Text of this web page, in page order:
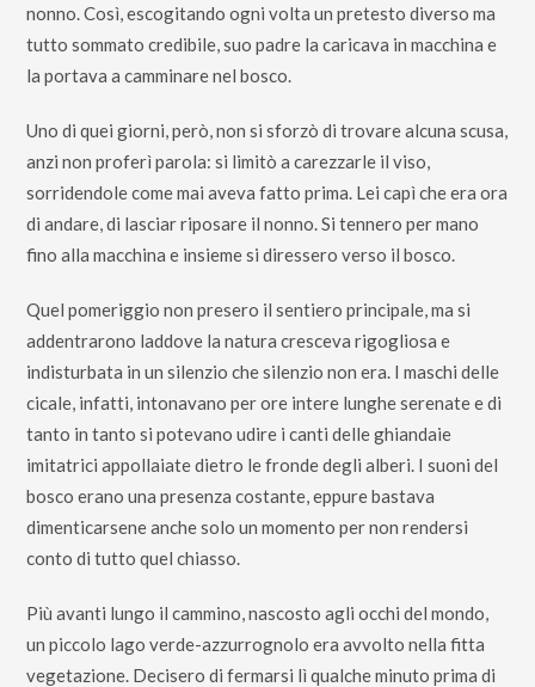
nonno. Così, escogitando ogni volta un pretesto diverso ma
tutto sommato credibile, suo padre la caricava in macchina e
la portava a camminare nel bosco.
Uno di quei giorni, però, non si sforzò di trovare alcuna scusa,
anzi non proferì parola: si limitò a carezzarle il viso,
sorridendole come mai aveva fatto prima. Lei capì che era ora
di andare, di lasciar riposare il nonno. Si tennero per mano
fino alla macchina e insieme si diressero verso il bosco.
Quel pomeriggio non presero il sentiero principale, ma si
addentrarono laddove la natura cresceva rigogliosa e
indisturbata in un silenzio che silenzio non era. I maschi delle
cicale, infatti, intonavano per ore intere lunghe serenate e di
tanto in tanto si potevano udire i canti delle ghiandaie
imitatrici appollaiate dietro le fronde degli alberi. I suoni del
bosco erano una presenza costante, eppure bastava
dimenticarsene anche solo un momento per non rendersi
conto di tutto quel chiasso.
Più avanti lungo il cammino, nascosto agli occhi del mondo,
un piccolo lago verde-azzurrognolo era avvolto nella fitta
vegetazione. Decisero di fermarsi lì qualche minuto prima di